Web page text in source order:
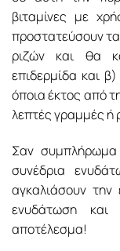
βιταμίνες με
προστατεύσουν
ριζών και θα
επιδερμίδα και
όποια έκτος από
λεπτές γραμμές ή
Σαν
συνέδρια
αγκαλιάσουν
ενυδάτωση
αποτέλεσμα!